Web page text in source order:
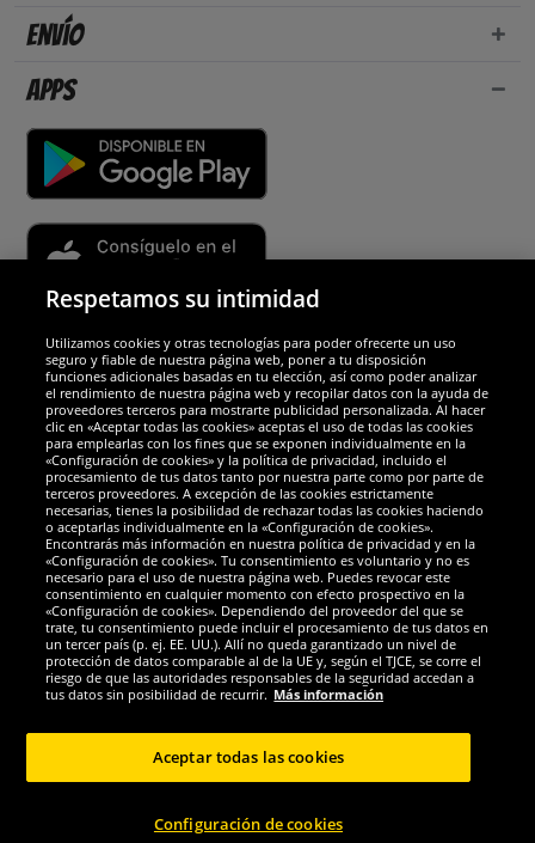
Envío
Apps
Socios y seguridad
Galardones
Redes sociales
Todos los derechos reservados
Respetamos su intimidad
Utilizamos cookies y otras tecnologías para poder ofrecerte un uso
seguro y fiable de nuestra página web, poner a tu disposición
funciones adicionales basadas en tu elección, así como poder analizar
el rendimiento de nuestra página web y recopilar datos con la ayuda de
proveedores terceros para mostrarte publicidad personalizada. Al hacer
clic en «Aceptar todas las cookies» aceptas el uso de todas las cookies
para emplearlas con los fines que se exponen individualmente en la
«Configuración de cookies» y la política de privacidad, incluido el
procesamiento de tus datos tanto por nuestra parte como por parte de
terceros proveedores. A excepción de las cookies estrictamente
necesarias, tienes la posibilidad de rechazar todas las cookies haciendo
o aceptarlas individualmente en la «Configuración de cookies».
Encontrarás más información en nuestra política de privacidad y en la
«Configuración de cookies». Tu consentimiento es voluntario y no es
necesario para el uso de nuestra página web. Puedes revocar este
consentimiento en cualquier momento con efecto prospectivo en la
«Configuración de cookies». Dependiendo del proveedor del que se
trate, tu consentimiento puede incluir el procesamiento de tus datos en
un tercer país (p. ej. EE. UU.). Allí no queda garantizado un nivel de
protección de datos comparable al de la UE y, según el TJCE, se corre el
riesgo de que las autoridades responsables de la seguridad accedan a
tus datos sin posibilidad de recurrir. Más información
Configuración de cookies
Aceptar todas las cookies